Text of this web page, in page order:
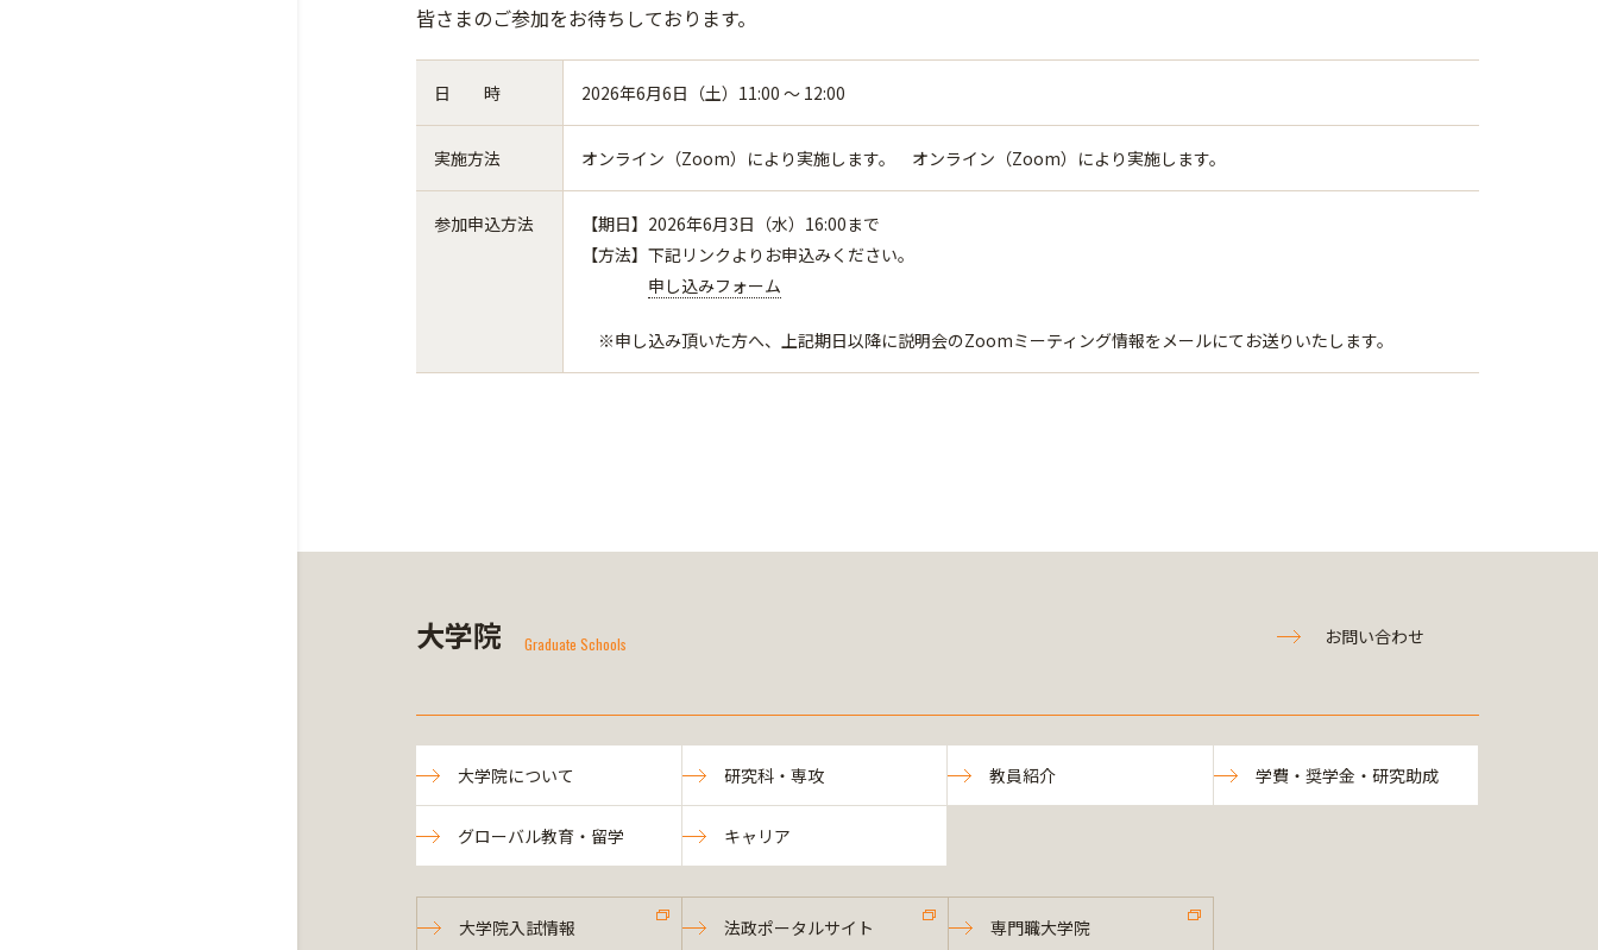
皆さまのご参加をお待ちしております。
日 時 2026年6月6日（土）11:00 ～ 12:00
実施方法 オンライン（Zoom）により実施します。 オンライン（Zoom）により実施します。
参加申込方法
【期日】2026年6月3日（水）16:00まで
【方法】下記リンクよりお申込みください。
申し込みフォーム
※申し込み頂いた方へ、上記期日以降に説明会のZoomミーティング情報をメールにてお送りいたします。
大学院 Graduate Schools お問い合わせ
大学院について 研究科・専攻 教員紹介 学費・奨学金・研究助成
グローバル教育・留学 キャリア
大学院入試情報 法政ポータルサイト 専門職大学院